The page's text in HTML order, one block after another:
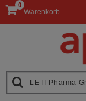
Warenkorb
0